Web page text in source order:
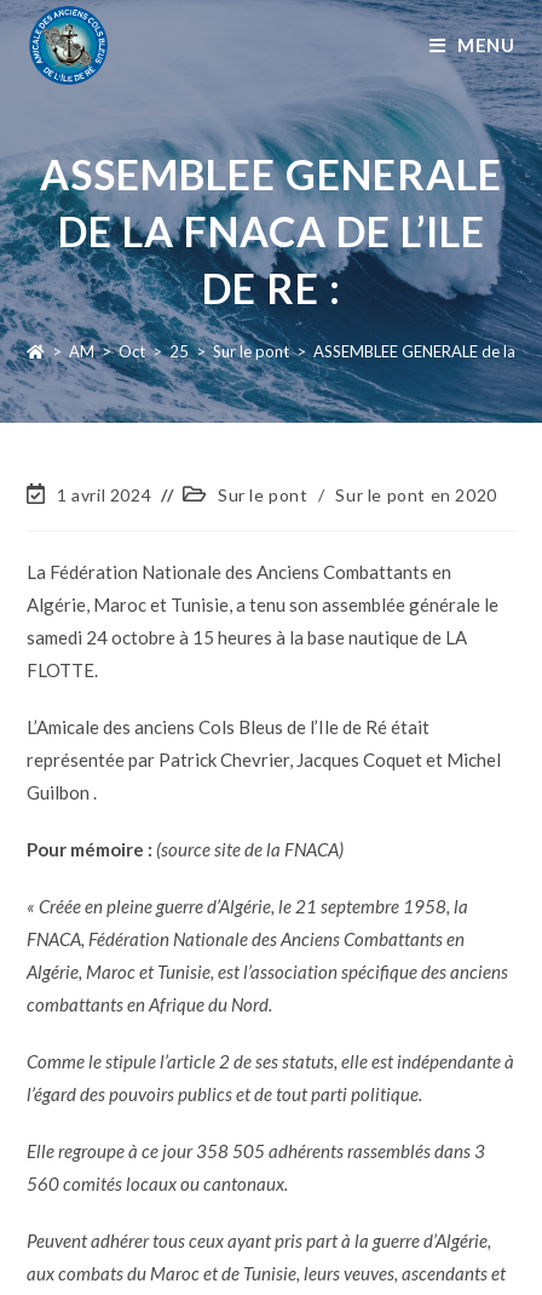
MENU
ASSEMBLEE GENERALE
DE LA FNACA DE L’ILE
DE RE :
> AM > Oct > 25 > Sur le pont > ASSEMBLEE GENERALE de la
1 avril 2024 Sur le pont / Sur le pont en 2020
La Fédération Nationale des Anciens Combattants en
Algérie, Maroc et Tunisie, a tenu son assemblée générale le
samedi 24 octobre à 15 heures à la base nautique de LA
FLOTTE.
L’Amicale des anciens Cols Bleus de l’Ile de Ré était
représentée par Patrick Chevrier, Jacques Coquet et Michel
Guilbon .
Pour mémoire : (source site de la FNACA)
« Créée en pleine guerre d’Algérie, le 21 septembre 1958, la
FNACA, Fédération Nationale des Anciens Combattants en
Algérie, Maroc et Tunisie, est l’association spécifique des anciens
combattants en Afrique du Nord.
Comme le stipule l’article 2 de ses statuts, elle est indépendante à
l’égard des pouvoirs publics et de tout parti politique.
Elle regroupe à ce jour 358 505 adhérents rassemblés dans 3
560 comités locaux ou cantonaux.
Peuvent adhérer tous ceux ayant pris part à la guerre d’Algérie,
aux combats du Maroc et de Tunisie, leurs veuves, ascendants et